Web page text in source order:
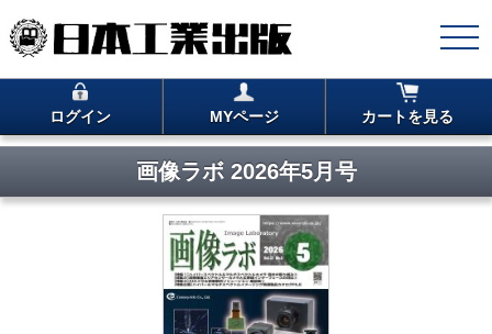
ログイン MYページ カートを見る
画像ラボ 2026年5月号